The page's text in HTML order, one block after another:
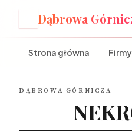
Dąbrowa
Strona główna Firmy
DĄBROWA GÓRNICZA